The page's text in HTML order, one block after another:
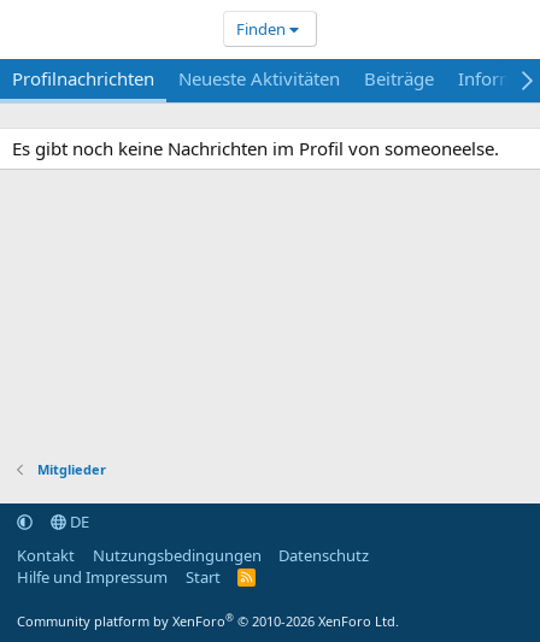
Finden
Profilnachrichten Neueste Aktivitäten Beiträge
Es gibt noch keine Nachrichten im Profil von someoneelse.
Mitglieder
DE
Kontakt
Nutzungsbedingungen
Datenschutz
Hilfe und Impressum
Start
R
Community platform by XenForo® © 2010-2026 XenForo Ltd.